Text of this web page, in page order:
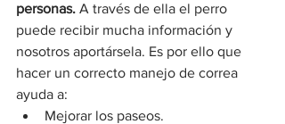
personas. A través de ella el perro
puede recibir mucha información y
nosotros aportársela. Es por ello que
hacer un correcto manejo de correa
ayuda a:
Mejorar los paseos.